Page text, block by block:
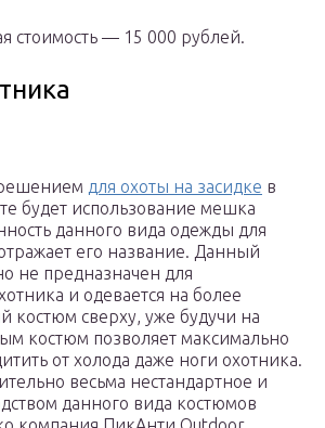
стоимость — 15 000 рублей.
для охоты на засидке в
будет использование мешка
данного вида одежды для
его название. Данный
не предназначен для
и одевается на более
костюм сверху, уже будучи на
костюм позволяет максимально
от холода даже ноги охотника.
весьма нестандартное и
данного вида костюмов